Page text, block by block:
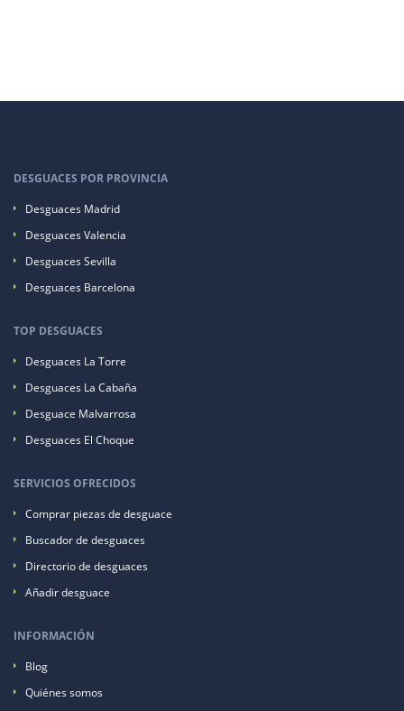
DESGUACES POR PROVINCIA
Desguaces Madrid
Desguaces Valencia
Desguaces Sevilla
Desguaces Barcelona
TOP DESGUACES
Desguaces La Torre
Desguaces La Cabaña
Desguace Malvarrosa
Desguaces El Choque
SERVICIOS OFRECIDOS
Comprar piezas de desguace
Buscador de desguaces
Directorio de desguaces
Añadir desguace
INFORMACIÓN
Blog
Quiénes somos